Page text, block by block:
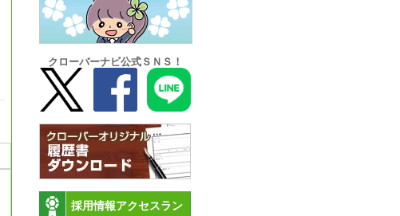
クローバーナビ公式ＳＮＳ！
採用情報アクセスラン